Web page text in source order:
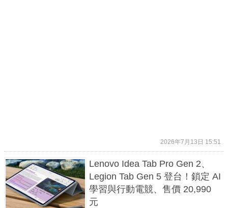
2026年7月13日 15:51
Lenovo Idea Tab Pro Gen 2、
Legion Tab Gen 5 登台！鎖定 AI
學習與行動電競、售價 20,990
元